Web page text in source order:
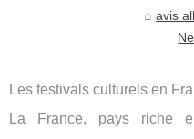
avis
Les festivals culturels en
La France, pays riche